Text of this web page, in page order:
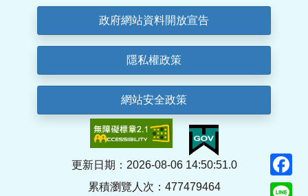
政府網站資料開放宣告
隱私權政策
網站安全政策
更新日期：2026-08-06 14:50:51.0
累積瀏覽人次：477479464